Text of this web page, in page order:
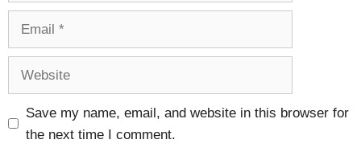
Email
Website
Save my name, email, and website in this browser for
the next time I comment.